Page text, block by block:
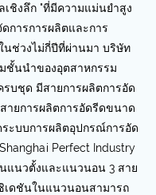
ชิงลึก "ที่มีความแม่นยำสูง
การการผลิตและการ
นช่วงไม่กี่ปีที่ผ่านมา บริษัท
ชั้นนำของอุตสาหกรรม
บชุด มีสายการผลิตการอัด
ายการผลิตการอัดรีดขนาด
ระบบการผลิตอุปกรณ์การอัด
Perfect Industry
แนวตั้งและแนวนอน 3 สาย
เดชันในแนวนอนสามารถ